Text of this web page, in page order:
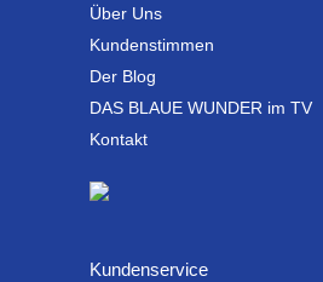
Über Uns
Kundenstimmen
Der Blog
DAS BLAUE WUNDER im TV
Kontakt
Kundenservice